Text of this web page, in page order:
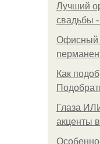
Лучший
свадьбы -
Офисный
Как
Глаза
акценты